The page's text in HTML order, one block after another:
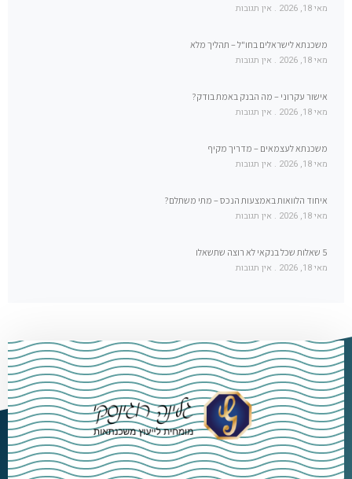
מאי 18, 2026 אין תגובות
משכנתא לישראלים בחו"ל – תהליך מלא
מאי 18, 2026 אין תגובות
אישור עקרוני – מה הבנק באמת בודק?
מאי 18, 2026 אין תגובות
משכנתא לעצמאים – מדריך מקיף
מאי 18, 2026 אין תגובות
איחוד הלוואות באמצעות הנכס – מתי משתלם?
מאי 18, 2026 אין תגובות
5 שאלות שכל בנקאי לא רוצה שתשאלו
מאי 18, 2026 אין תגובות